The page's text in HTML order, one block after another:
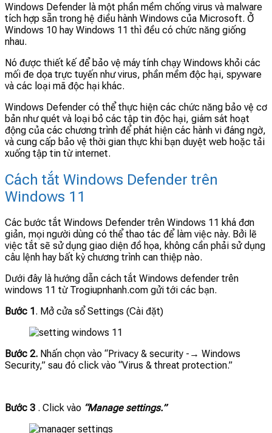
Windows Defender là một phần mềm chống virus và malware
tích hợp sẵn trong hệ điều hành Windows của Microsoft. Ở
Windows 10 hay Windows 11 thì đều có chức năng giống
nhau.
Nó được thiết kế để bảo vệ máy tính chạy Windows khỏi các
mối đe dọa trực tuyến như virus, phần mềm độc hại, spyware
và các loại mã độc hại khác.
Windows Defender có thể thực hiện các chức năng bảo vệ cơ
bản như quét và loại bỏ các tập tin độc hại, giám sát hoạt
động của các chương trình để phát hiện các hành vi đáng ngờ,
và cung cấp bảo vệ thời gian thực khi bạn duyệt web hoặc tải
xuống tập tin từ internet.
Cách tắt Windows Defender trên
Windows 11
Các bước tắt Windows Defender trên Windows 11 khá đơn
giản, mọi người dùng có thể thao tác để làm việc này. Bởi lẽ
việc tắt sẽ sử dụng giao diện đồ họa, không cần phải sử dụng
câu lệnh hay bất kỳ chương trình can thiệp nào.
Dưới đây là hướng dẫn cách tắt Windows defender trên
windows 11 từ Trogiupnhanh.com gửi tới các bạn.
Bước 1 . Mở cửa sổ Settings (Cài đặt)
Bước 2. Nhấn chọn vào “Privacy & security -→ Windows
Security,” sau đó click vào “Virus & threat protection.”
Bước 3 . Click vào “Manage settings.”